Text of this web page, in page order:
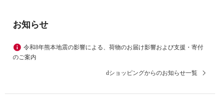
お知らせ
令和8年熊本地震の影響による、荷物のお届け影響および支援・寄付
のご案内
dショッピングからのお知らせ一覧